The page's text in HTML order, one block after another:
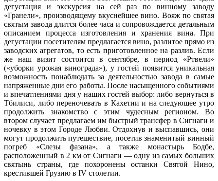
дегустация и экскурсия на сей раз по винному заводу
«Гранели», производящему вкуснейшее вино. Вояж по святая
святым завода длится более часа и сопровождается детальным
описанием процесса изготовления и хранения вина. При
дегустации посетителям предлагается вино, разлитое прямо из
заводских агрегатов, то есть приготовленное на разлив. Если
же наш визит состоится в сентябре, в период «Ртвели»
(«уборки урожая винограда»), у гостей появится уникальная
возможность понаблюдать за деятельностью завода в самые
напряженные дни его работы. После насыщенного событиями
и впечатлениями дня у наших гостей выбор: либо вернуться в
Тбилиси, либо переночевать в Кахетии и на следующее утро
продолжить знакомство с этим чудесным регионом. Во
втором случает предлагаем им быстрый трансфер в Сигнаги и
ночевку в этом Городе Любви. Отдохнув и выспавшись, они
могут продолжить путешествие, посетив знаменитый винный
погреб «Слезы фазана», а также монастырь Бодбе,
расположенный в 2 км от Сигнаги — одну из самых больших
святынь страны, где похоронены останки Святой Нино,
крестившей Грузию в IV столетии.